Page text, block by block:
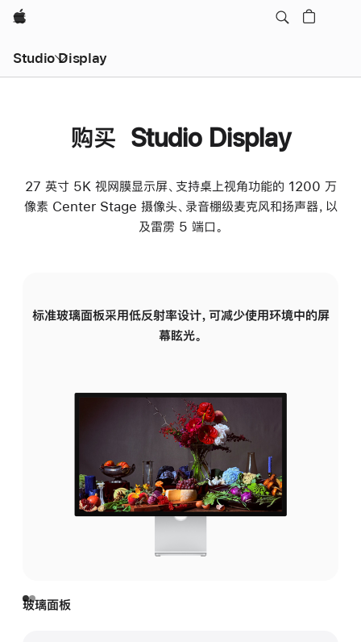
Apple
Studio Display
购买 Studio Display
27 英寸 5K 视网膜显示屏、支持桌上视角功能的 1200 万
像素 Center Stage 摄像头、录音棚级麦克风和扬声器，以
及雷雳 5 端口。
标准玻璃面板采用低反射率设计，可减少使用环境中的屏
幕眩光。
玻璃面板